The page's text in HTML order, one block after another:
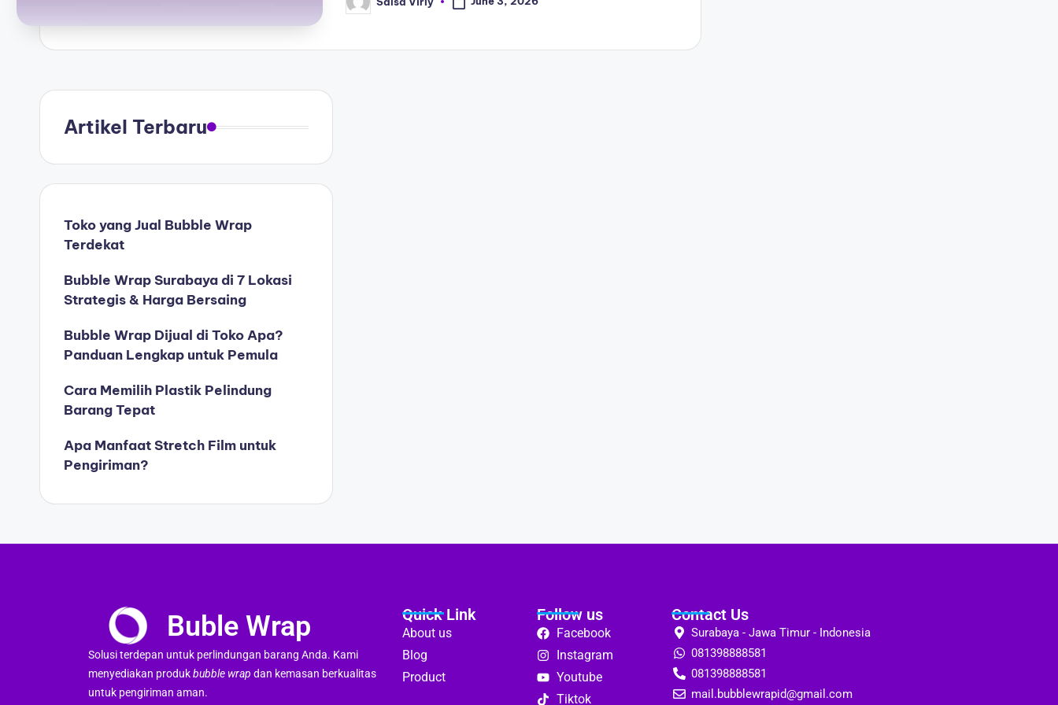
Artikel Terbaru
Toko yang Jual Bubble Wrap
Terdekat
Bubble Wrap Surabaya di 7 Lokasi
Strategis & Harga Bersaing
Bubble Wrap Dijual di Toko Apa?
Panduan Lengkap untuk Pemula
Cara Memilih Plastik Pelindung
Barang Tepat
Apa Manfaat Stretch Film untuk
Pengiriman?
Buble Wrap
Solusi terdepan untuk perlindungan barang Anda. Kami
menyediakan produkbubble wrap dan kemasan berkualitas
untuk pengiriman aman.
Quick Link
About us
Blog
Product
Follow us
Facebook
Instagram
Youtube
Tiktok
Contact Us
Surabaya - Jawa Timur - Indonesia
081398888581
081398888581
mail.bubblewrapid@gmail.com